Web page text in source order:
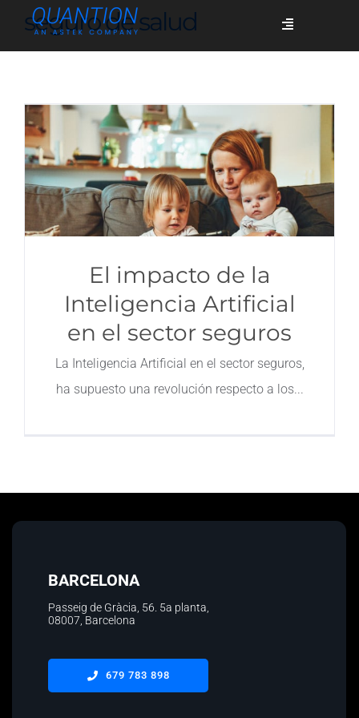
Toggle
Quiénes somos
Casos de éxito
Contacto
seguro de salud
El impacto de la
Inteligencia Artificial
en el sector seguros
La Inteligencia Artificial en el sector seguros,
ha supuesto una revolución respecto a los
BARCELONA
Passeig de Gràcia, 56. 5a planta
08007, Barcelona
679 783 898